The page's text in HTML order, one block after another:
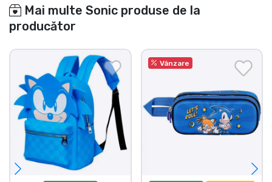
Mai multe Sonic produse de la
producător
Vânzare